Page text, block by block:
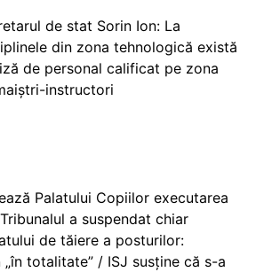
de stat Sorin Ion: La
din zona tehnologică există
de personal calificat pe zona
instructori
Palatului Copiilor executarea
a suspendat chiar
de tăiere a posturilor:
totalitate” / ISJ susține că s-a